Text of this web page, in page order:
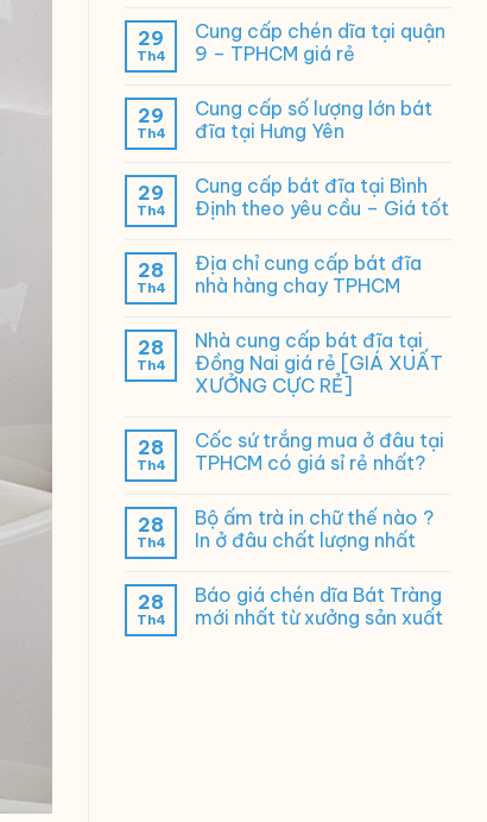
29
Th4
Cung cấp chén dĩa tại quận
9 – TPHCM giá rẻ
29
Th4
Cung cấp số lượng lớn bát
đĩa tại Hưng Yên
29
Th4
Cung cấp bát đĩa tại Bình
Định theo yêu cầu – Giá tốt
28
Th4
Địa chỉ cung cấp bát đĩa
nhà hàng chay TPHCM
28
Th4
Nhà cung cấp bát đĩa tại
Đồng Nai giá rẻ [GIÁ XUẤT
XƯỞNG CỰC RẺ]
28
Th4
Cốc sứ trắng mua ở đâu tại
TPHCM có giá sỉ rẻ nhất?
28
Th4
Bộ ấm trà in chữ thế nào ?
In ở đâu chất lượng nhất
28
Th4
Báo giá chén dĩa Bát Tràng
mới nhất từ xưởng sản xuất